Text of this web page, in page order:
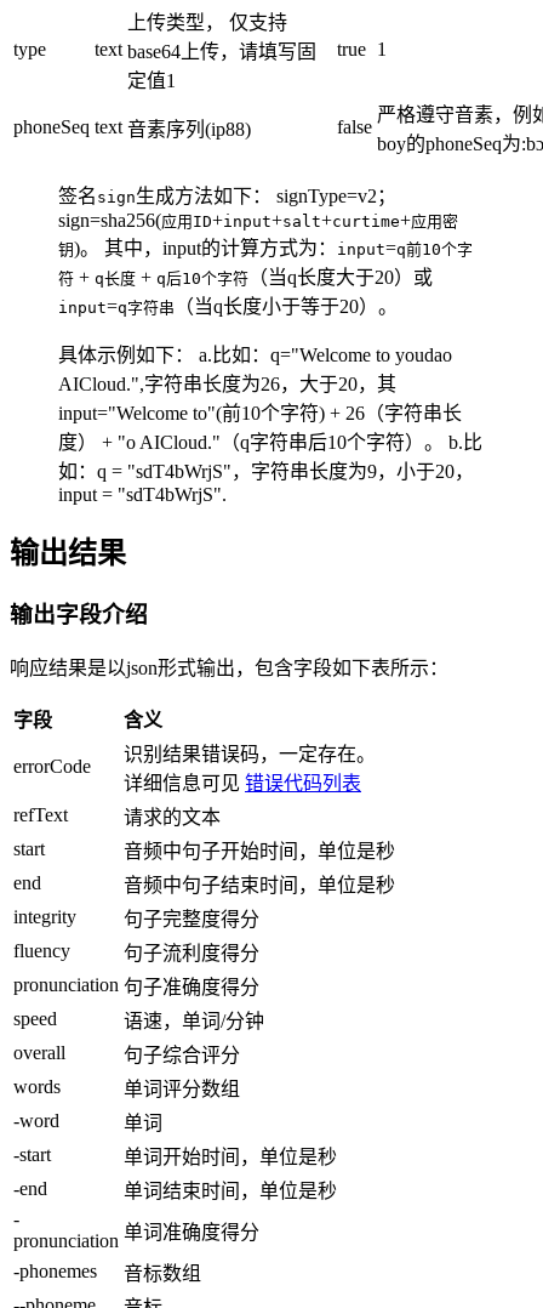
type text
上传类型， 仅支持
base64上传，请填写固
定值1
true 1
phoneSeq text 音素序列(ip88) false
严格遵守音素，例
boy的phoneSeq为
签名 sign生成方法如下： signType=v2；
sign=sha256(应用ID+input+salt+curtime+应用密
钥)。 其中，input的计算方式为： input=q前10个字
符 + q长度 + q后10个字符 （当q长度大于20）或
input=q字符串 （当q长度小于等于20）。
具体示例如下： a.比如：q="Welcome to youdao
AICloud.",字符串长度为26，大于20，其
input="Welcome to"(前10个字符) + 26（字符串长
度） + "o AICloud."（q字符串后10个字符）。 b.比
如：q = "sdT4bWrjS"，字符串长度为9，小于20，
input = "sdT4bWrjS".
输出结果
输出字段介绍
响应结果是以json形式输出，包含字段如下表所示：
字段 含义
errorCode
识别结果错误码，一定存在。
详细信息可见 错误代码列表
refText
请求的文本
start
音频中句子开始时间，单位是秒
end
音频中句子结束时间，单位是秒
integrity
句子完整度得分
fluency
句子流利度得分
pronunciation 句子准确度得分
speed
语速，单词/分钟
overall
句子综合评分
words
单词评分数组
-word
单词
-start
单词开始时间，单位是秒
-end
单词结束时间，单位是秒
-
pronunciation 单词准确度得分
-phonemes
音标数组